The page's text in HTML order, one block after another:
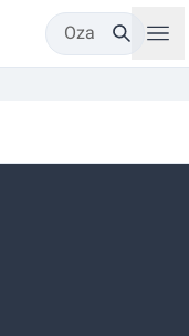
Oza